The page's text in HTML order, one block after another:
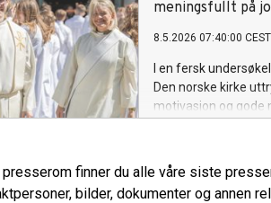
meningsfullt på
8.5.2026 07:40:00 CEST
I en fersk
Den norske kirke
motivasjon og gode
meningsfullt.
presserom finner du alle våre siste
bilder, dokumenter og annen